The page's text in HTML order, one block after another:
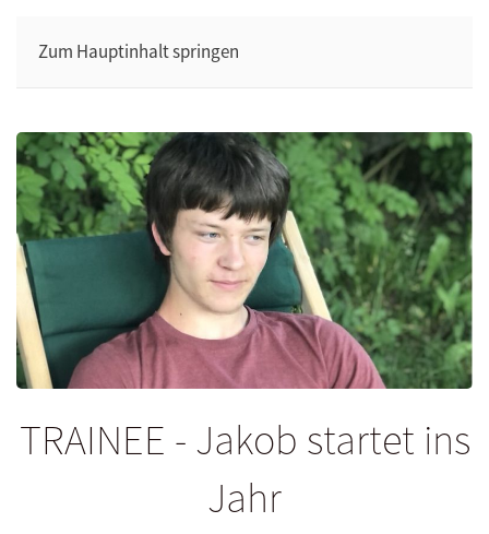
Zum Hauptinhalt springen
TRAINEE - Jakob startet ins
Jahr